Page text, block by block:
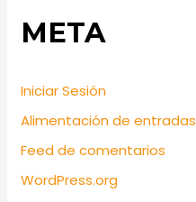
META
Iniciar Sesión
Alimentación de entradas
Feed de comentarios
WordPress.org